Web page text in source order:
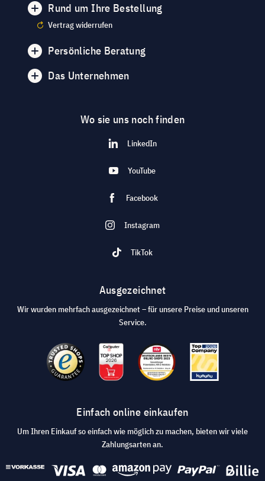
Rund um Ihre Bestellung
Vertrag widerrufen
Persönliche Beratung
Das Unternehmen
Wo sie uns noch finden
LinkedIn
YouTube
Facebook
Instagram
TikTok
Ausgezeichnet
Wir wurden mehrfach ausgezeichnet – für unsere Preise und unseren
Service.
Einfach online einkaufen
Um Ihren Einkauf so einfach wie möglich zu machen, bieten wir viele
Zahlungsarten an.